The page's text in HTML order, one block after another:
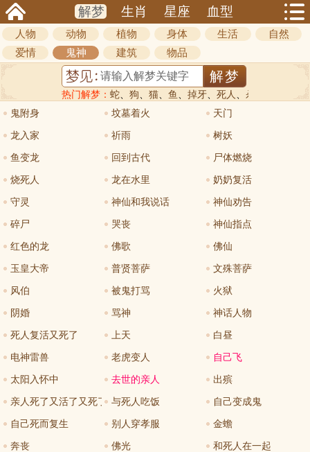
解梦 生肖 星座 血型
人物 动物 植物 身体 生活
自然
爱情
鬼神 建筑 物品
热门解梦： 蛇、 狗、 猫、 鱼 、 掉牙、 死人 、 杀人
鬼附身
坟墓着火 天门
龙入家 祈雨 树妖
鱼变龙 回到古代 尸体燃烧
烧死人 龙在水里 奶奶复活
守灵 神仙和我说话 神仙劝告
碎尸 哭丧 神仙指点
红色的龙 佛歌 佛仙
玉皇大帝 普贤菩萨 文殊菩萨
风伯 被鬼打骂 火狱
阴婚 骂神 神话人物
死人复活又死了 上天 白昼
电神雷兽 老虎变人 自己飞
太阳入怀中 去世的亲人 出殡
亲人死了又活了又死了 与死人吃饭 自己变成鬼
自己死而复生 别人穿孝服 金蟾
奔丧 佛光 和死人在一起